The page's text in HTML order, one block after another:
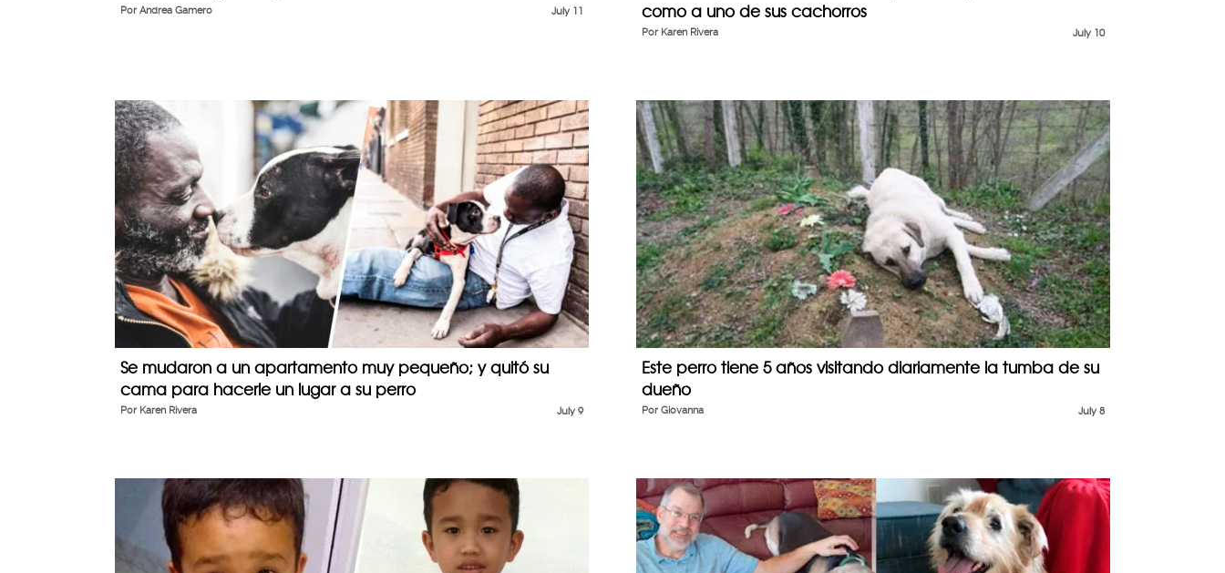
July 11
Por Andrea Gamero
como a uno de sus cachorros
July 10
Por Karen Rivera
Se mudaron a un apartamento muy pequeño; y quitó su
cama para hacerle un lugar a su perro
July 9
Por Karen Rivera
Este perro tiene 5 años visitando diariamente la tumba de su
dueño
July 8
Por Giovanna